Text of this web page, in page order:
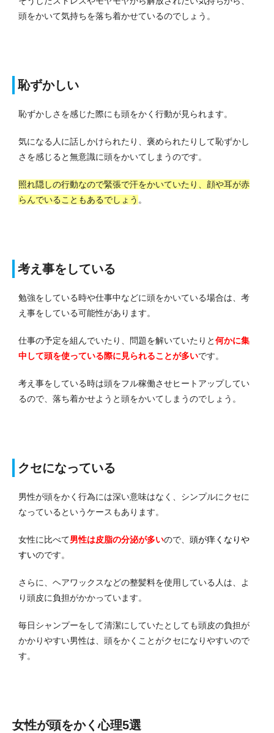
頭をかいて気持ちを落ち着かせているのでしょう。
恥ずかしい
恥ずかしさを感じた際にも頭をかく行動が見られます。
気になる人に話しかけられたり、褒められたりして恥ずかし
さを感じると無意識に頭をかいてしまうのです。
照れ隠しの行動なので緊張で汗をかいていたり、顔や耳が赤
らんでいることもあるでしょう 。
考え事をしている
勉強をしている時や仕事中などに頭をかいている場合は、考
え事をしている可能性があります。
仕事の予定を組んでいたり、問題を解いていたりと何かに集
中して頭を使っている際に見られることが多いです。
考え事をしている時は頭をフル稼働させヒートアップしてい
るので、落ち着かせようと頭をかいてしまうのでしょう。
クセになっている
男性が頭をかく行為には深い意味はなく、シンプルにクセに
なっているというケースもあります。
女性に比べて男性は皮脂の分泌が多いので、 頭が痒くなりや
すいのです。
さらに、ヘアワックスなどの整髪料を使用している人は、よ
り頭皮に負担がかかっています。
毎日シャンプーをして清潔にしていたとしても頭皮の負担が
かかりやすい男性は、頭をかくことがクセになりやすいので
す。
女性が頭をかく心理5選